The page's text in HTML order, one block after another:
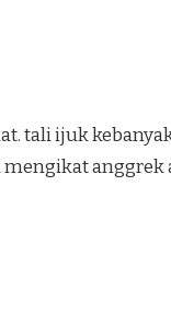
tali ijuk